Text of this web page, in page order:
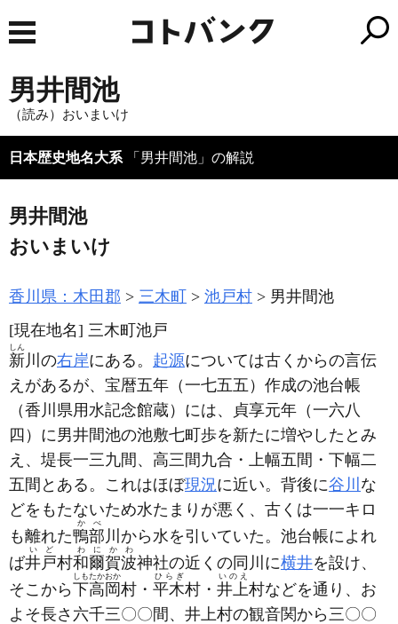
男井間池
（読み）おいまいけ
日本歴史地名大系 「男井間池」の解説
男井間池
おいまいけ
香川県：木田郡 三木町 池戸村
男井間池
[現在地名] 三木町池戸
新
しん
川の右岸にある。 起源については古くからの言伝
えがあるが、宝暦五年 （一七五五） 作成の池台帳
（香川県用水記念館蔵） には、貞享元年 （一六八
四） に男井間池の池敷七町歩を新たに増やしたとみ
え、堤長一三九間、高三間九合・上幅五間・下幅二
五間とある。これはほぼ現況に近い。背後に谷川 な
どをもたないため水たまりが悪く、古くは一一キロ
も離れた鴨部
かべ
川から水を引いていた。池台帳によれ
ば井戸
いど
村和爾賀波
わにかわ
神社の近くの同川に横井を設け、
そこから下高岡
しもたかおか
村・ 平木
ひらぎ
村・ 井上
いのえ
村などを通り、お
よそ長さ六千三〇〇間、井上村の観音関から三〇〇